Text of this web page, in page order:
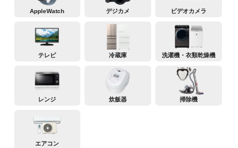
AppleWatch デジカメ ビデオカメラ
テレビ 冷蔵庫 洗濯機・衣類乾燥機
レンジ 炊飯器 掃除機
エアコン